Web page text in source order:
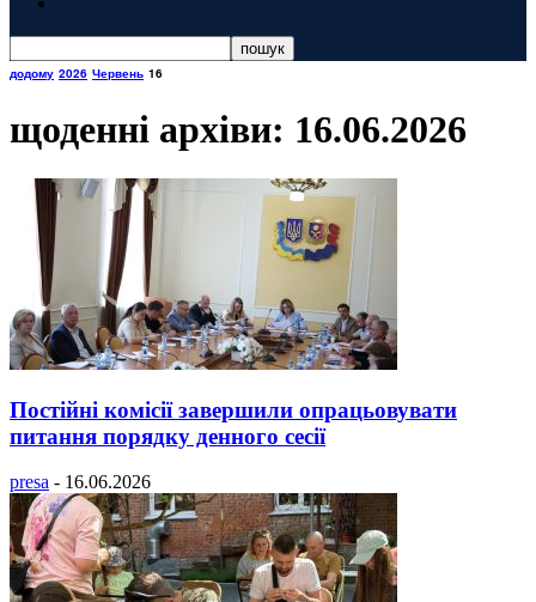
додому 2026 Червень 16
щоденні архіви: 16.06.2026
Постійні комісії завершили опрацьовувати
питання порядку денного сесії
presa - 16.06.2026